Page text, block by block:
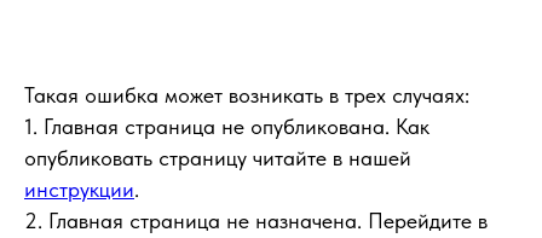
Такая ошибка может возникать в трех случаях:
1. Главная страница не опубликована. Как
опубликовать страницу читайте в нашей
инструкции.
2. Главная страница не назначена. Перейдите в